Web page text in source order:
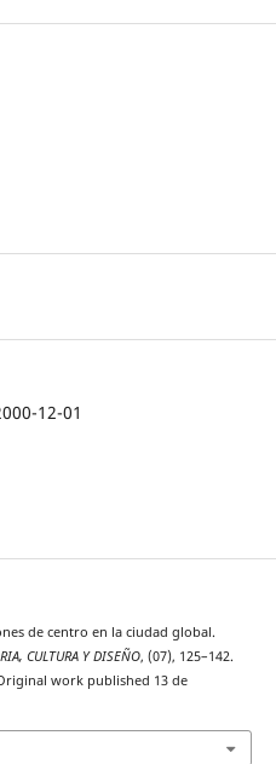
12-01
de centro en la ciudad global.
CULTURA Y DISEÑO, (07), 125–142.
work published 13 de